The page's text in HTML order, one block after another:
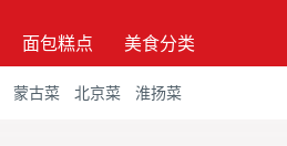
面包糕点 美食分类
蒙古菜 北京菜 淮扬菜